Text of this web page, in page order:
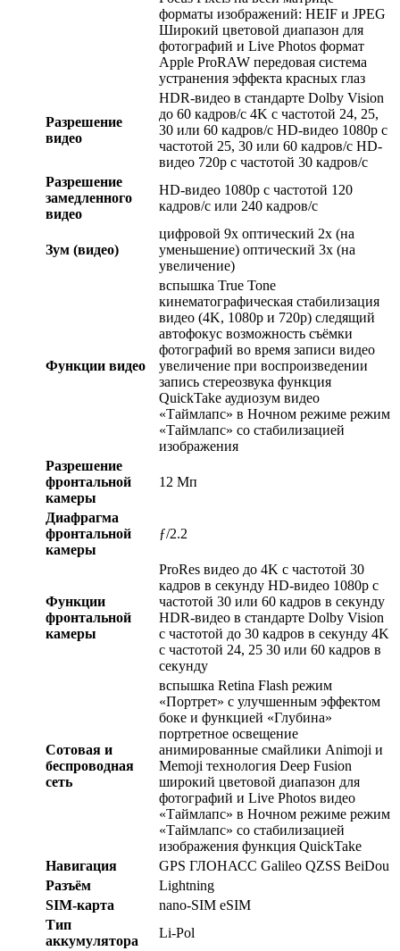
форматы изображений: HEIF и JPEG
Широкий цветовой диапазон для
фотографий и Live Photos формат
Apple ProRAW передовая система
устранения эффекта красных глаз
Разрешение
видео
HDR‑видео в стандарте Dolby Vision
до 60 кадров/ с 4K с частотой 24, 25,
30 или 60 кадров/ с HD-видео 1080p с
частотой 25, 30 или 60 кадров/ с HD-
видео 720p с частотой 30 кадров/ с
Разрешение
замедленного
видео
HD-видео 1080р c частотой 120
кадров/ с или 240 кадров/ с
Зум (видео)
цифровой 9х оптический 2x (на
уменьшение) оптический 3x (на
увеличение)
Функции видео
вспышка True Tone
кинематографическая стабилизация
видео (4K, 1080p и 720p) следящий
автофокус возможность съёмки
фотографий во время записи видео
увеличение при воспроизведении
запись стереозвука функция
QuickTake аудиозум видео
«Таймлапс» в Ночном режиме режим
«Таймлапс» со стабилизацией
изображения
Разрешение
фронтальной
камеры
12 Мп
Диафрагма
фронтальной
камеры
ƒ/2.2
Функции
фронтальной
камеры
ProRes видео до 4K с частотой 30
кадров в секунду HD-видео 1080p с
частотой 30 или 60 кадров в секунду
HDR‑видео в стандарте Dolby Vision
с частотой до 30 кадров в секунду 4K
с частотой 24, 25 30 или 60 кадров в
секунду
Сотовая и
беспроводная
сеть
вспышка Retina Flash режим
«Портрет» с улучшенным эффектом
боке и функцией «Глубина»
портретное освещение
анимированные смайлики Animoji и
Memoji технология Deep Fusion
широкий цветовой диапазон для
фотографий и Live Photos видео
«Таймлапс» в Ночном режиме режим
«Таймлапс» со стабилизацией
изображения функция QuickTake
Навигация
GPS ГЛОНАСС Galileo QZSS BeiDou
Разъём
Lightning
SIM-карта
nano-SIM eSIM
Тип
аккумулятора
Li-Pol